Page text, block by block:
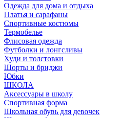
Одежда для дома и отдыха
Платья и сарафаны
Спортивные костюмы
Термобелье
Флисовая одежда
Футболки и лонгсливы
Худи и толстовки
Шорты и бриджи
Юбки
ШКОЛА
Аксессуары в школу
Спортивная форма
Школьная обувь для девочек